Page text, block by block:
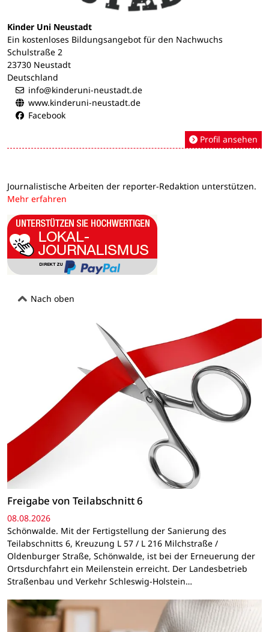
Kinder Uni Neustadt
Ein kostenloses Bildungsangebot für den Nachwuchs
Schulstraße 2
23730 Neustadt
Deutschland
info@kinderuni-neustadt.de
www.kinderuni-neustadt.de
Facebook
Profil ansehen
Journalistische Arbeiten der reporter-Redaktion unterstützen.
Mehr erfahren
Nach oben
Freigabe von Teilabschnitt 6
08.08.2026
Schönwalde. Mit der Fertigstellung der Sanierung des
Teilabschnitts 6, Kreuzung L 57 / L 216 Milchstraße /
Oldenburger Straße, Schönwalde, ist bei der Erneuerung der
Ortsdurchfahrt ein Meilenstein erreicht. Der Landesbetrieb
Straßenbau und Verkehr Schleswig-Holstein…